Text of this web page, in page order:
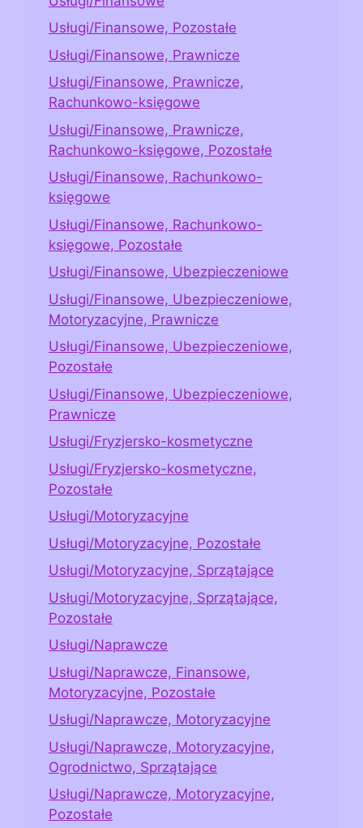
Usługi/Finansowe, Pozostałe
Usługi/Finansowe, Prawnicze
Usługi/Finansowe, Prawnicze,
Rachunkowo-księgowe
Usługi/Finansowe, Prawnicze,
Rachunkowo-księgowe, Pozostałe
Usługi/Finansowe, Rachunkowo-
księgowe
Usługi/Finansowe, Rachunkowo-
księgowe, Pozostałe
Usługi/Finansowe, Ubezpieczeniowe
Usługi/Finansowe, Ubezpieczeniowe,
Motoryzacyjne, Prawnicze
Usługi/Finansowe, Ubezpieczeniowe,
Pozostałe
Usługi/Finansowe, Ubezpieczeniowe,
Prawnicze
Usługi/Fryzjersko-kosmetyczne
Usługi/Fryzjersko-kosmetyczne,
Pozostałe
Usługi/Motoryzacyjne
Usługi/Motoryzacyjne, Pozostałe
Usługi/Motoryzacyjne, Sprzątające
Usługi/Motoryzacyjne, Sprzątające,
Pozostałe
Usługi/Naprawcze
Usługi/Naprawcze, Finansowe,
Motoryzacyjne, Pozostałe
Usługi/Naprawcze, Motoryzacyjne
Usługi/Naprawcze, Motoryzacyjne,
Ogrodnictwo, Sprzątające
Usługi/Naprawcze, Motoryzacyjne,
Pozostałe